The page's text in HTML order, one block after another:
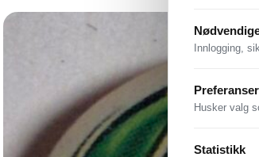
Innlogging,
Preferanser
Husker valg
Statistikk